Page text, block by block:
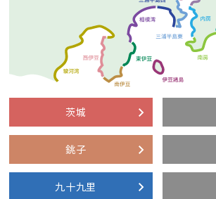
茨城
銚子
九十九里